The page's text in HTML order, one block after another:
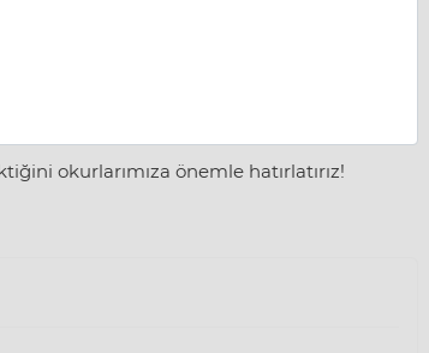
okurlarımıza önemle hatırlatırız!